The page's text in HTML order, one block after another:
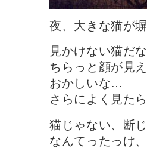
夜、大きな猫が
見かけない猫だ
ちらっと顔が見
おかしいな…
さらによく見た
猫じゃない、断
なんてったっけ